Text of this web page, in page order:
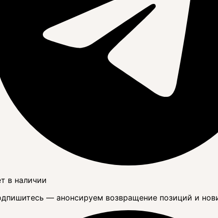
в наличии
— анонсируем возвращение позиций и